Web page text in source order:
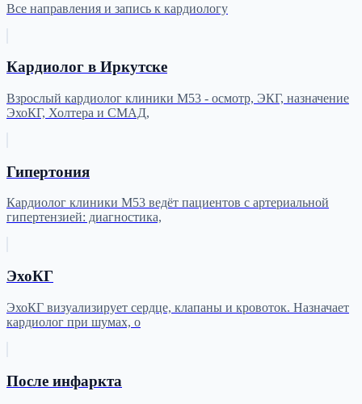
Все направления и запись к кардиологу
Кардиолог в Иркутске
Взрослый кардиолог клиники М53 - осмотр, ЭКГ, назначение
ЭхоКГ, Холтера и СМАД,
Гипертония
Кардиолог клиники М53 ведёт пациентов с артериальной
гипертензией: диагностика,
ЭхоКГ
ЭхоКГ визуализирует сердце, клапаны и кровоток. Назначает
кардиолог при шумах, о
После инфаркта